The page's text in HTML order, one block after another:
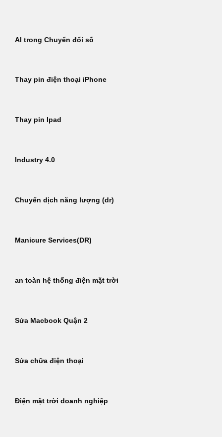
dungAI trong Chuyển đổi số
Thay pin điện thoại iPhone
Thay pin Ipad
Industry 4.0
Chuyển dịch năng lượng (dr)
Manicure Services(DR)
an toàn hệ thống điện mặt trời
Sửa Macbook Quận 2
Sửa chữa điện thoại
Điện mặt trời doanh nghiệp